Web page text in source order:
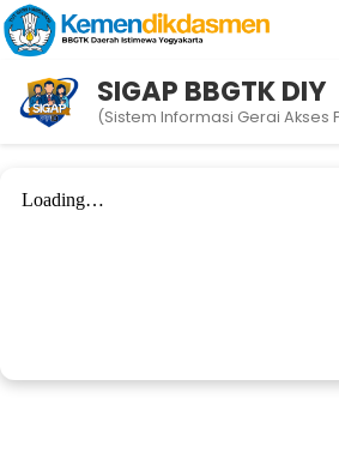
SIGAP BBGTK DIY
(Sistem Informasi Gerai Akses